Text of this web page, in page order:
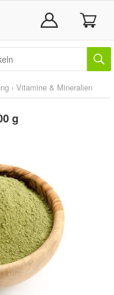
› Vitamine & Mineralien
g
zum